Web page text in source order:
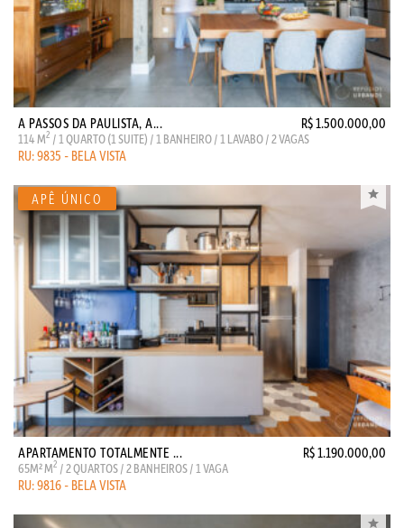
A PASSOS DA PAULISTA, A... R$ 1.500.000,00
114 M2 / 1 QUARTO (1 SUITE) / 1 BANHEIRO / 1 LAVABO / 2 VAGAS
RU: 9835 - BELA VISTA
APARTAMENTO TOTALMENTE ... R$ 1.190.000,00
65M² M2 / 2 QUARTOS / 2 BANHEIROS / 1 VAGA
RU: 9816 - BELA VISTA